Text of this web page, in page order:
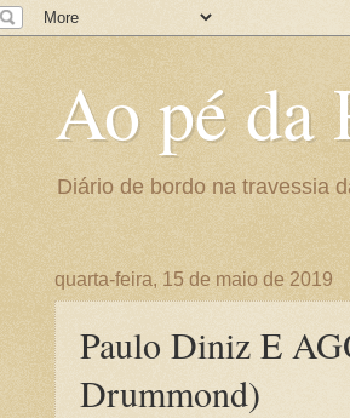
Ao pé da
Diário de bordo na travessia
quarta-feira, 15 de maio de 2019
Paulo Diniz E
Drummond)